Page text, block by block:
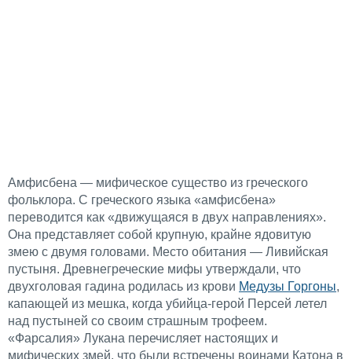
Амфисбена — мифическое существо из греческого
фольклора. С греческого языка «амфисбена»
переводится как «движущаяся в двух направлениях».
Она представляет собой крупную, крайне ядовитую
змею с двумя головами. Место обитания — Ливийская
пустыня. Древнегреческие мифы утверждали, что
двухголовая гадина родилась из крови Медузы Горгоны,
капающей из мешка, когда убийца-герой Персей летел
над пустыней со своим страшным трофеем.
«Фарсалия» Лукана перечисляет настоящих и
мифических змей, что были встречены воинами Катона в